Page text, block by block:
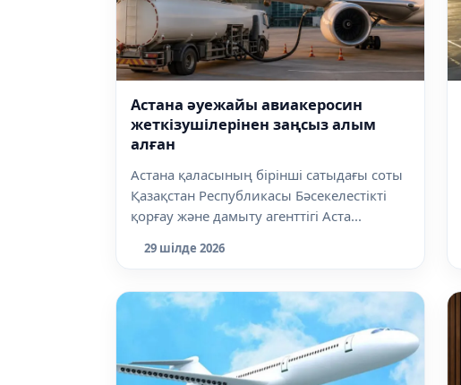
Астана әуежайы авиакеросин
жеткізушілерінен заңсыз алым
алған
Астана қаласының бірінші сатыдағы соты
Қазақстан Республикасы Бәсекелестікті
қорғау және дамыту агенттігі Аста...
29 шілде 2026